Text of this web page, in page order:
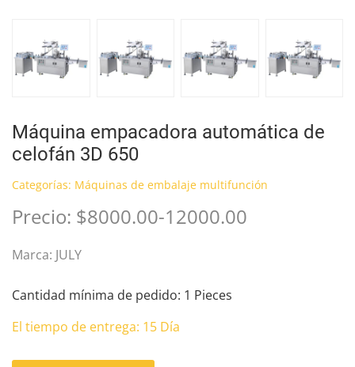
Máquina empacadora automática de
celofán 3D 650
Categorías: Máquinas de embalaje multifunción
Precio: $8000.00-12000.00
Marca: JULY
Cantidad mínima de pedido: 1 Pieces
El tiempo de entrega: 15 Día